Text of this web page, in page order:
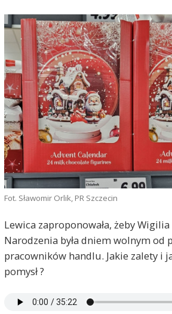
Fot. Sławomir Orlik, PR Szczecin
Lewica zaproponowała, żeby
Narodzenia była dniem wolnym od
pracowników handlu. Jakie zalety i
pomysł ?